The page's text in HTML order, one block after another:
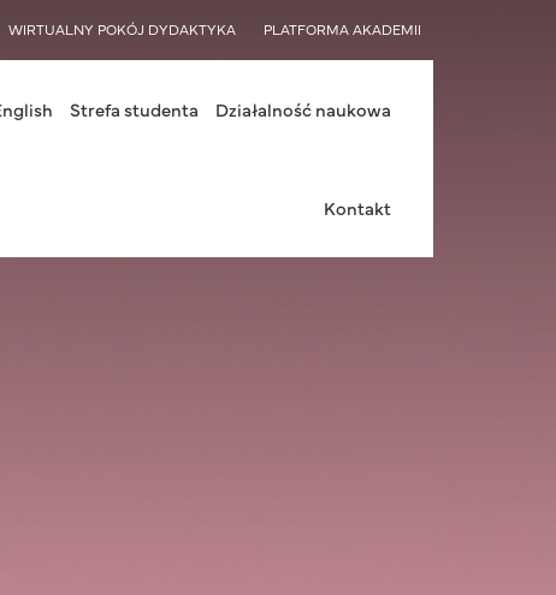
WIRTUALNY POKÓJ DYDAKTYKA PLATFORMA AKADEMII
Strefa studenta Działalność naukowa
Kontakt